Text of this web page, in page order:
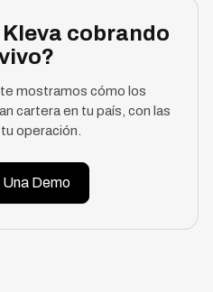
Kleva cobrando
mostramos cómo los
cartera en tu país, con las
operación.
Demo